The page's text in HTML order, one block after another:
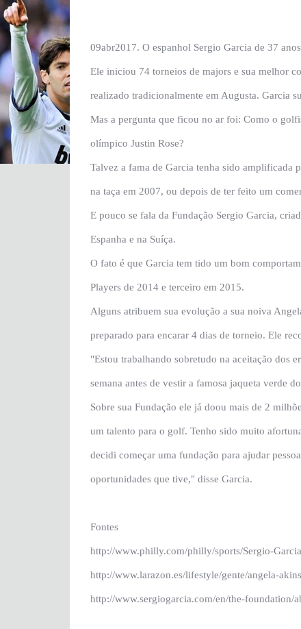
09abr2017. O espanhol Sergio Garcia de 37
Ele iniciou 74 torneios de majors e sua melhor
realizado tradicionalmente em Augusta. Garcia
Mas a pergunta que ficou no ar foi: Como o
olímpico Justin Rose?
Talvez a fama de Garcia tenha sido amplificada
na taça em 2007, ou depois de ter feito um
E pouco se fala da Fundação Sergio Garcia,
Espanha e na Suíça.
O fato é que Garcia tem tido um bom
Players de 2014 e terceiro em 2015.
Alguns atribuem sua evolução a sua noiva
preparado para encarar 4 dias de torneio. Ele
"Estou trabalhando sobretudo na aceitação dos
semana antes de vestir a famosa jaqueta verde
Sobre sua Fundação ele já doou mais de 2
um talento para o golf. Tenho sido muito
decidi começar uma fundação para ajudar
oportunidades que tive," disse Garcia.
Fontes
http://www.philly.com/philly/sports/Sergio-
http://www.larazon.es/lifestyle/gente/angela-
http://www.sergiogarcia.com/en/the-foundation/